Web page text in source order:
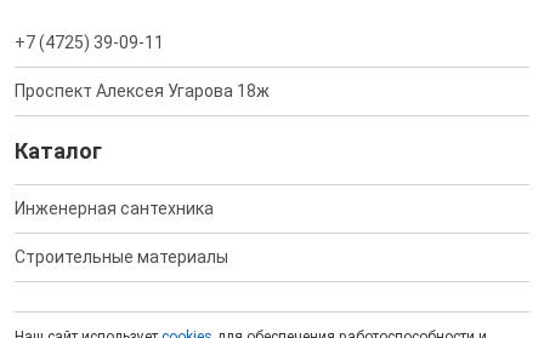
+7 (4725) 39-09-11
Проспект Алексея Угарова 18ж
Каталог
Инженерная сантехника
Строительные материалы